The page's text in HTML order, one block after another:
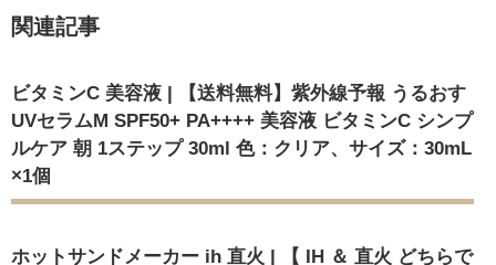
関連記事
ビタミンC 美容液 | 【送料無料】紫外線予報 うるおす
UVセラムM SPF50+ PA++++ 美容液 ビタミンC シンプ
ルケア 朝 1ステップ 30ml 色：クリア、サイズ：30mL
×1個
ホットサンドメーカー ih 直火 | 【 IH ＆ 直火 どちらで